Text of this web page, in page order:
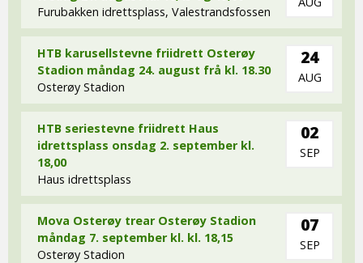
Furubakken idrettsplass, Valestrandsfossen
HTB karusellstevne friidrett Osterøy
Stadion måndag 24. august frå kl. 18.30
Osterøy Stadion
24
AUG
HTB seriestevne friidrett Haus
idrettsplass onsdag 2. september kl.
18,00
Haus idrettsplass
02
SEP
Mova Osterøy trear Osterøy Stadion
måndag 7. september kl. kl. 18,15
Osterøy Stadion
07
SEP